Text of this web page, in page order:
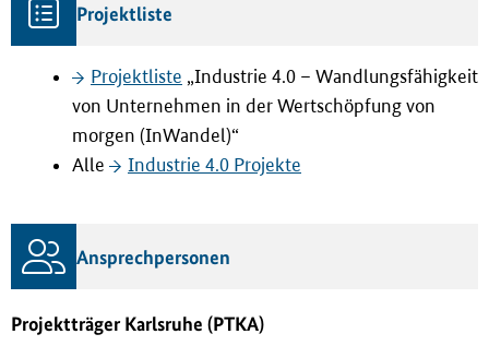
Projektliste
Projektliste „Industrie 4.0 – Wandlungsfähigkeit
von Unternehmen in der Wertschöpfung von
morgen (InWandel)“
Alle
Industrie 4.0 Projekte
Ansprechpersonen
Projektträger Karlsruhe (PTKA)